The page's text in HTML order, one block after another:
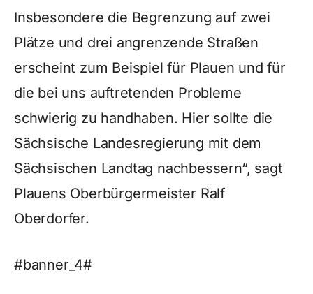
Insbesondere die Begrenzung auf zwei
Plätze und drei angrenzende Straßen
erscheint zum Beispiel für Plauen und für
die bei uns auftretenden Probleme
schwierig zu handhaben. Hier sollte die
Sächsische Landesregierung mit dem
Sächsischen Landtag nachbessern“, sagt
Plauens Oberbürgermeister Ralf
Oberdorfer.
#banner_4#